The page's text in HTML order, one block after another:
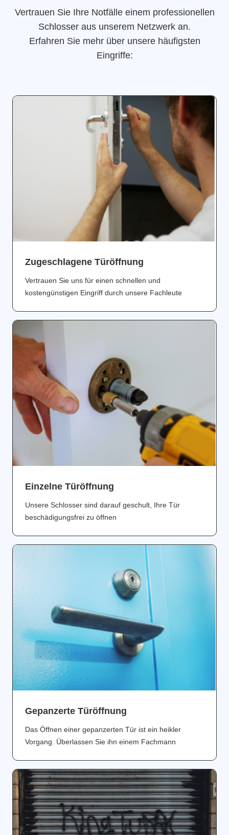
Vertrauen Sie Ihre Notfälle einem professionellen
Schlosser aus unserem Netzwerk an.
Erfahren Sie mehr über unsere häufigsten
Eingriffe:
Zugeschlagene Türöffnung
Vertrauen Sie uns für einen schnellen und
kostengünstigen Eingriff durch unsere Fachleute
Einzelne Türöffnung
Unsere Schlosser sind darauf geschult, Ihre Tür
beschädigungsfrei zu öffnen
Gepanzerte Türöffnung
Das Öffnen einer gepanzerten Tür ist ein heikler
Vorgang. Überlassen Sie ihn einem Fachmann